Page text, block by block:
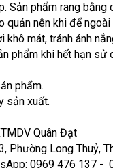
Sản phẩm rang
quản nên khi để
khô mát, tránh ánh
phẩm khi hết hạn
phẩm.
sản xuất.
Quân Đạt
Phường Long Thuỷ,
0969 476 137 -